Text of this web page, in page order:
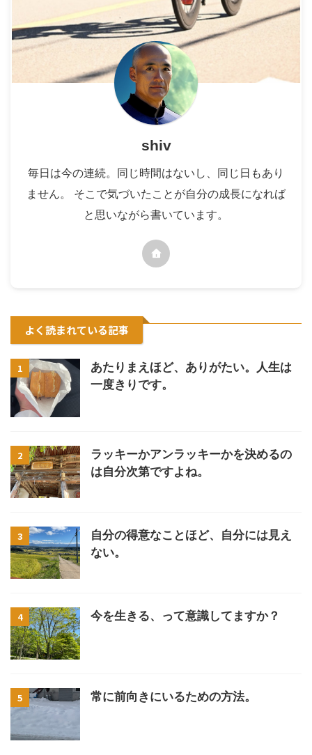
shiv
毎日は今の連続。同じ時間はないし、同じ日もあり
ません。 そこで気づいたことが自分の成長になれば
と思いながら書いています。
よく読まれている記事
1
あたりまえほど、ありがたい。人生は
一度きりです。
2
ラッキーかアンラッキーかを決めるの
は自分次第ですよね。
3
自分の得意なことほど、自分には見え
ない。
4 今を生きる、って意識してますか？
5 常に前向きにいるための方法。